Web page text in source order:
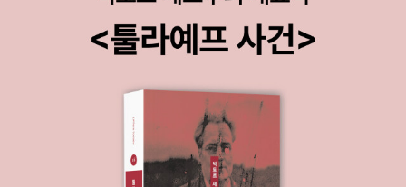
다. 나의 무한한 혁명에게 김선우 지음 / 창비 '사랑하는, 아름답고
를 떠나 있을지도 모르겠다고. <내 몸속에 잠든 이 누구신가> 이후 5
년, 소설과 에세이를 쓰고, 현장에서 사람들을 만나온 김선우가 오랜
만에 시집을 엮었다. 크레인 위 ‘온몸에 얼음이 박힌 채 살아온 한 여
자의 일생’을 보며 “세상 모든 돈을 끌어모으면 여기 이 잠자리 한마